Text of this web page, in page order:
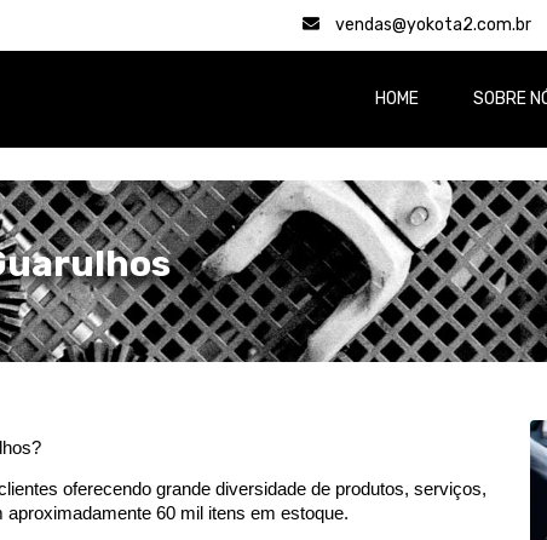
vendas@yokota2.com.br
HOME SOBRE
oferecendo grande diversidade de produtos, serviços,
60 mil itens em estoque.